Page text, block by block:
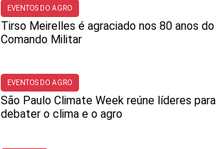
EVENTOS DO AGRO
Tirso Meirelles é agraciado nos 80 anos do
Comando Militar
EVENTOS DO AGRO
São Paulo Climate Week reúne líderes para
debater o clima e o agro